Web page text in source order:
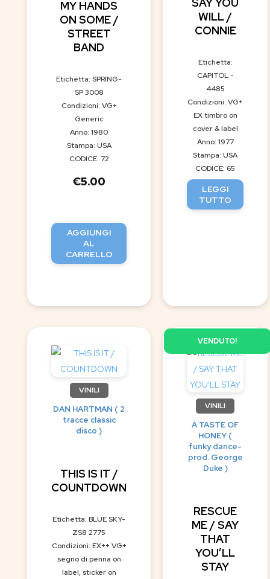
MY HANDS
ON SOME /
STREET
BAND
Etichetta: SPRING-
SP 3008
Condizioni: VG+
Generic
Anno: 1980
Stampa: USA
CODICE: 72
€5.00
AGGIUNGI
AL
CARRELLO
SAY YOU
WILL /
CONNIE
Etichetta:
CAPITOL -
4485
Condizioni: VG+
EX timbro on
cover & label
Anno: 1977
Stampa: USA
CODICE: 65
LEGGI
TUTTO
VINILI
DAN HARTMAN ( 2
tracce classic
disco )
THIS IS IT /
COUNTDOWN
Etichetta: BLUE SKY-
ZS8 2775
Condizioni: EX++ VG+
segno di penna on
label, sticker on
VENDUTO!
VINILI
A TASTE OF
HONEY (
funky dance-
prod. George
Duke )
RESCUE
ME / SAY
THAT
YOU’LL
STAY